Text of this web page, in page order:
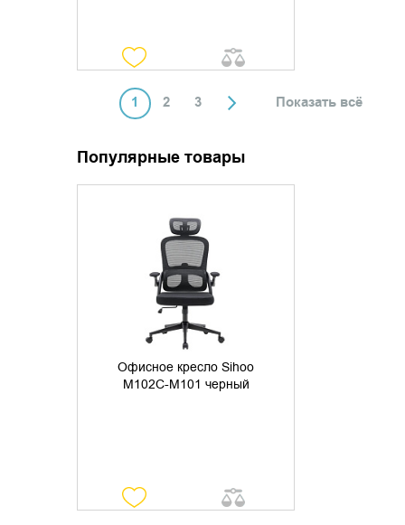
1 2 3 Показать всё
Популярные товары
Офисное кресло Sihoo
M102C-M101 черный
УТОЧНИТЬ НАЛИЧИЕ